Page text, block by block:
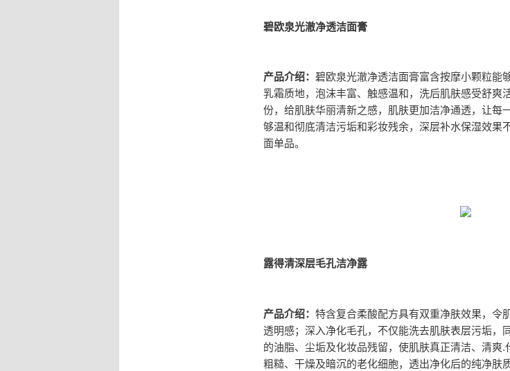
碧欧泉光澈净透洁面膏
产品介绍： 碧欧泉光澈净透洁面膏富含按摩小颗粒能
乳霜质地，泡沫丰富、触感温和，洗后肌肤感受舒爽
份，给肌肤华丽清新之感，肌肤更加洁净通透，让每
够温和彻底清洁污垢和彩妆残余，深层补水保湿效果
面单品。
露得清深层毛孔洁净露
产品介绍： 特含复合柔酸配方具有双重净肤效果，令
透明感；深入净化毛孔，不仅能洗去肌肤表层污垢，
的油脂、尘垢及化妆品残留，使肌肤真正清洁、清爽
粗糙、干燥及暗沉的老化细胞，透出净化后的纯净肤质